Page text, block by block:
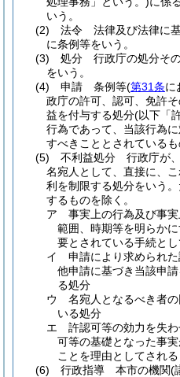
いう。
(2)
法令 法律及び法律に
に条例等をいう。
(3)
処分 行政庁の処分そ
をいう。
(4)
申請 条例等(第31条に
政庁の許可、認可、免許
益を付与する処分(以下「
行為であって、当該行為
すべきこととされているも
(5)
不利益処分 行政庁が
名宛人として、直接に、
利を制限する処分をいう。
するものを除く。
ア
事実上の行為及び事
範囲、時期等を明らか
要とされている手続と
イ
申請により求められ
他申請に基づき当該申
る処分
ウ
名宛人となるべき者
いる処分
エ
許認可等の効力を失
可等の基礎となった事
ことを理由としてされ
(6)
行政指導 本市の機関(